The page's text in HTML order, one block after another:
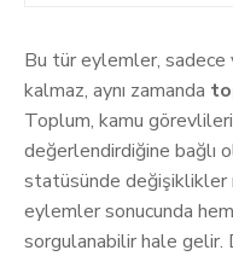
Bu tür eylemler, sadece
kalmaz, aynı zamanda
Toplum, kamu
değerlendirdiğine bağlı
statüsünde değişiklikler
eylemler sonucunda
sorgulanabilir hale gelir.